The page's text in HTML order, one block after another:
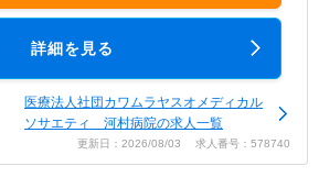
詳細を見る
医療法人社団カワムラヤスオメディカル
ソサエティ 河村病院の求人一覧
更新日：2026/08/03 求人番号：578740